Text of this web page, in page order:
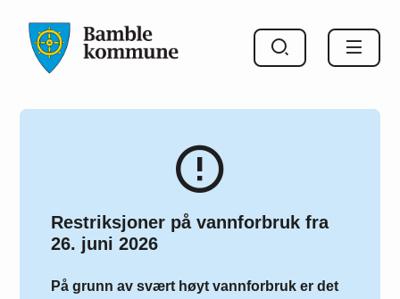
Restriksjoner på vannforbruk fra
26. juni 2026
På grunn av svært høyt vannforbruk er det